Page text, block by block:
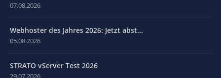
07.08.2026
Webhoster des Jahres 2026: Jetzt abst...
05.08.2026
STRATO vServer Test 2026
29.07.2026